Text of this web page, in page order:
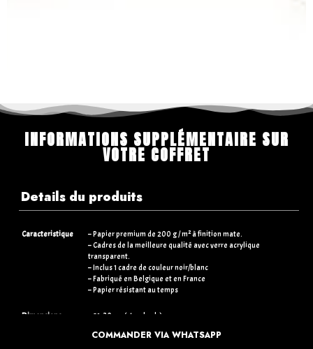
INFORMATIONS SUPPLÉMENTAIRE SUR
VOTRE COFFRET
Details du produits
Caracteristique
– Papier premium de 200 g / m² à finition mate.
– Cadres de la meilleure qualité avec verre acrylique
transparent.
– Inclus 1 cadre de couleur noir/blanc
– Fabriqué en Belgique et en France
– Papier résistant au temps
Dimensions
– 21×30 cm (standards)
– 50×70 cm (+15€)
COMMANDER VIA WHATSAPP